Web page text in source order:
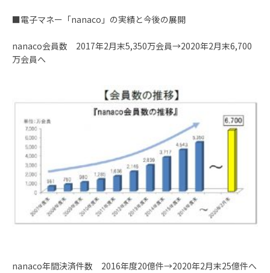
■電子マネー「nanaco」の実績と今後の展開
nanaco会員数 2017年2月末5,350万会員→2020年2月末6,700
万会員へ
nanaco年間決済件数 2016年度20億件→2020年2月末25億件へ